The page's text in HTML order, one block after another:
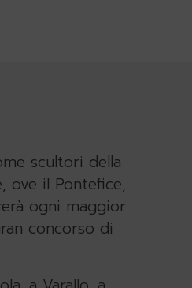
scultori della
ove il Pontefice,
ogni maggior
concorso di